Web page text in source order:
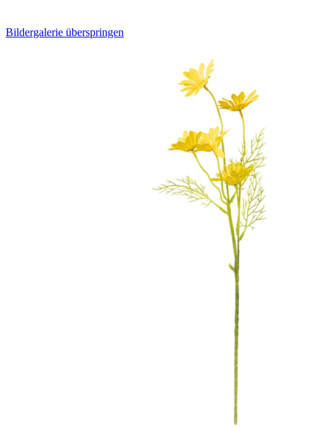
Bildergalerie überspringen